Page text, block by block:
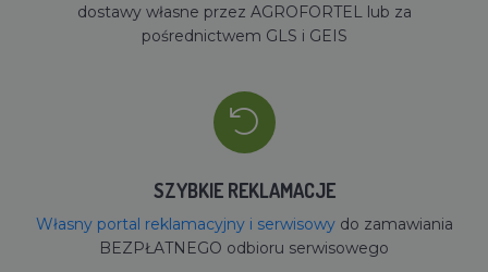
dostawy własne przez AGROFORTEL lub za
pośrednictwem GLS i GEIS
SZYBKIE REKLAMACJE
Własny portal reklamacyjny i serwisowydo zamawiania
BEZPŁATNEGO odbioru serwisowego